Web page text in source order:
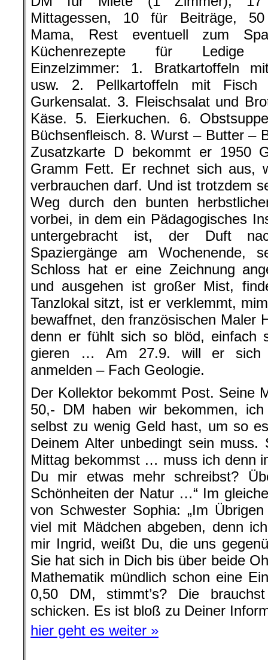
Mittagessen, 10 für Beiträge,
Mama, Rest eventuell zum
Küchenrezepte für Ledige
Einzelzimmer: 1. Bratkartoffeln
usw. 2. Pellkartoffeln mit Fisch
Gurkensalat. 3. Fleischsalat und
Käse. 5. Eierkuchen. 6.
Büchsenfleisch. 8. Wurst – Butter –
Zusatzkarte D bekommt er 1950
Gramm Fett. Er rechnet sich aus,
verbrauchen darf. Und ist trotzdem
Weg durch den bunten
vorbei, in dem ein Pädagogisches
untergebracht ist, der Duft
Spaziergänge am Wochenende,
Schloss hat er eine Zeichnung
und ausgehen ist großer Mist,
Tanzlokal sitzt, ist er verklemmt,
bewaffnet, den französischen Maler
denn er fühlt sich so blöd, einfach
gieren … Am 27.9. will er sich
anmelden – Fach Geologie.
Der Kollektor bekommt Post. Seine
50,- DM haben wir bekommen,
selbst zu wenig Geld hast, um so
Deinem Alter unbedingt sein
Mittag bekommst … muss ich denn
Du mir etwas mehr schreibst?
Schönheiten der Natur …“ Im
von Schwester Sophia: „Im
viel mit Mädchen abgeben, denn
mir Ingrid, weißt Du, die uns
Sie hat sich in Dich bis über beide
Mathematik mündlich schon eine
0,50 DM, stimmt’s? Die
schicken. Es ist bloß zu Deiner
hier geht es weiter »